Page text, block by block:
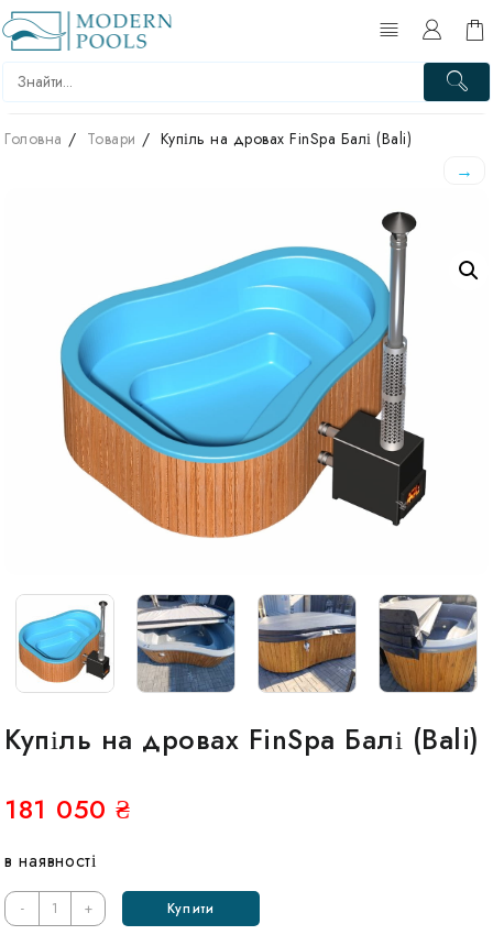
Перейти
до
вмісту
Головна Товари Купіль на дровах FinSpa Балі (Bali)
→
Купіль на дровах FinSpa Балі (Bali)
181 050 ₴
в наявності
-
Кількість
Купель
+ Купити